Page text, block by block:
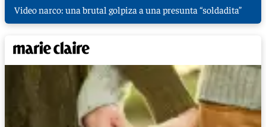
Video narco: una brutal golpiza a una presunta “soldadita”